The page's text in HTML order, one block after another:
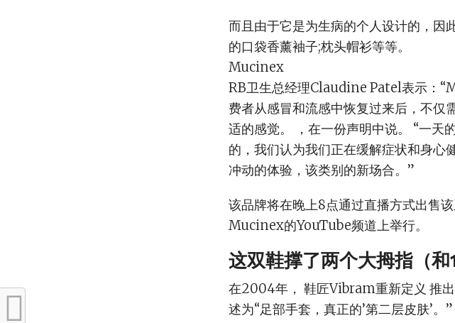
而且由于它是为生病的个人设计的，因
的口袋香薰袖子;枕头帽衫等等。
Mucinex
RB卫生总经理Claudine Patel表示：
费者从感冒和流感中恢复过来后，不仅
适的感觉。 ，在一份声明中说。 “一天
的，我们认为我们正在缓解症状和身心
冲动的体验，该类别的新场合。”
该品牌将在晚上8点通过直播方式出售
Mucinex的YouTube频道上举行。
这双鞋撑了两个大拇指（和
在2004年， 鞋匠Vibram重新定义 推
述为“足部手套，真正的’第二层皮肤’。”